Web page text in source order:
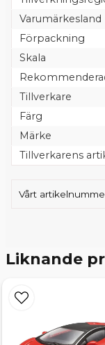
Varumärkesland
Förpackning
Skala
Tillverkare
Färg
Märke
Tillverkarens
Vårt
Liknande